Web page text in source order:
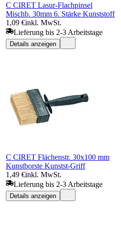
C CIRET Lasur-Flachpinsel
Mischb. 30mm 6. Stärke Kunststoff
1,09 €inkl. MwSt.
Lieferung bis 2-3 Arbeitstage
Details anzeigen
C CIRET Flächenstr. 30x100 mm
Kunstborste Kunstst-Griff
1,49 €inkl. MwSt.
Lieferung bis 2-3 Arbeitstage
Details anzeigen